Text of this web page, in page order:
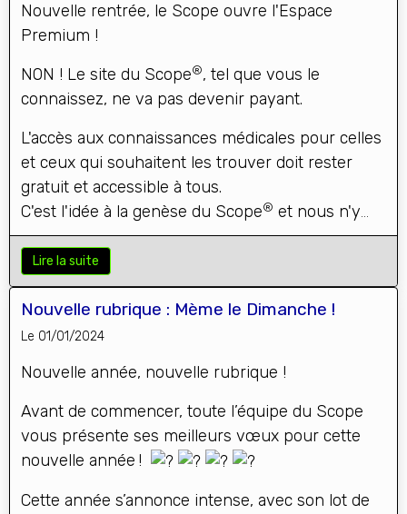
Nouvelle rentrée, le Scope ouvre l'Espace
Premium !
NON ! Le site du Scope®, tel que vous le
connaissez, ne va pas devenir payant.
L'accès aux connaissances médicales pour celles
et ceux qui souhaitent les trouver doit rester
gratuit et accessible à tous.
C'est l'idée à la genèse du Scope® et nous n'y
dérogerons pas.
Lire la suite
Nouvelle rubrique : Mème le Dimanche !
Le 01/01/2024
Nouvelle année, nouvelle rubrique !
Avant de commencer, toute l’équipe du Scope
vous présente ses meilleurs vœux pour cette
nouvelle année !
Cette année s’annonce intense, avec son lot de